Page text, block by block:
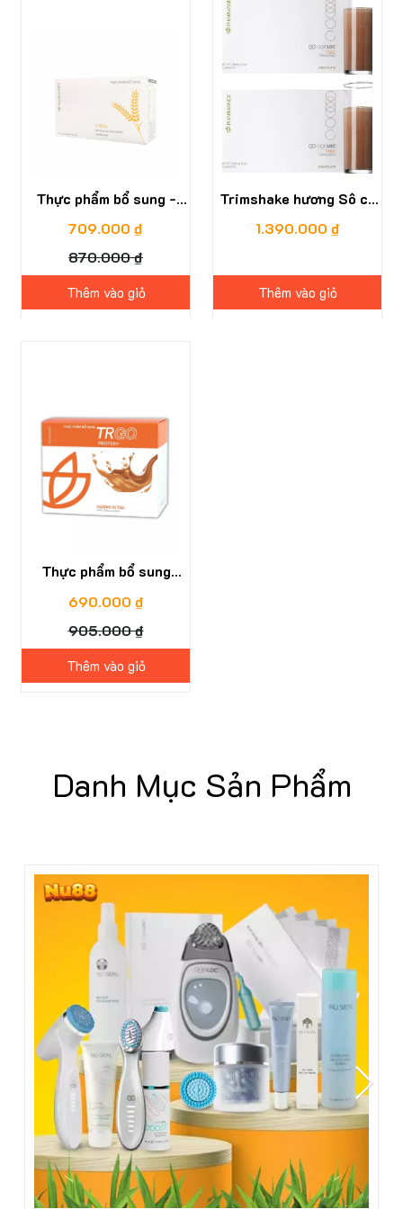
Thực phẩm bổ sung -
Bột Ngũ Cốc Dinh Dưỡng
709.000 ₫
870.000 ₫
Thêm vào giỏ
Trimshake hương Sô cô
la (15 gói)
1.390.000 ₫
Thêm vào giỏ
Thực phẩm bổ sung
TRGO Protein+
690.000 ₫
905.000 ₫
Thêm vào giỏ
Danh Mục Sản Phẩm